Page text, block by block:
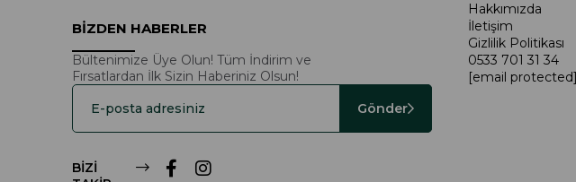
BİZDEN HABERLER
Bültenimize Üye Olun! Tüm İndirim ve
Fırsatlardan İlk Sizin Haberiniz Olsun!
Gönder
BİZİ
Hakkımızda
İletişim
Gizlilik Politikası
0533 701 31 34
[email protected]